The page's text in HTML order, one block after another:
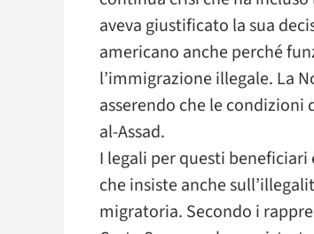
aveva giustificato la sua
americano anche perché
l’immigrazione illegale. La
asserendo che le condizioni
al-Assad.
I legali per questi
che insiste anche
migratoria. Secondo i